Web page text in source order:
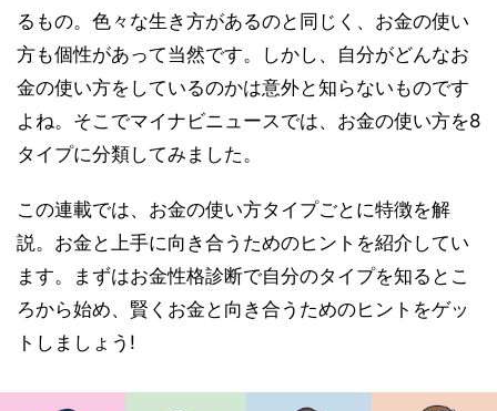
るもの。色々な生き方があるのと同じく、お金の使い
方も個性があって当然です。しかし、自分がどんなお
金の使い方をしているのかは意外と知らないものです
よね。そこでマイナビニュースでは、お金の使い方を8
タイプに分類してみました。
この連載では、お金の使い方タイプごとに特徴を解
説。お金と上手に向き合うためのヒントを紹介してい
ます。まずはお金性格診断で自分のタイプを知るとこ
ろから始め、賢くお金と向き合うためのヒントをゲッ
トしましょう!